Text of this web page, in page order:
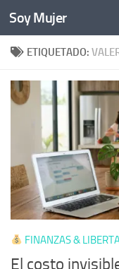
Bajo el contenido
Soy Mujer
ETIQUETADO:
FINANZAS &
El costo